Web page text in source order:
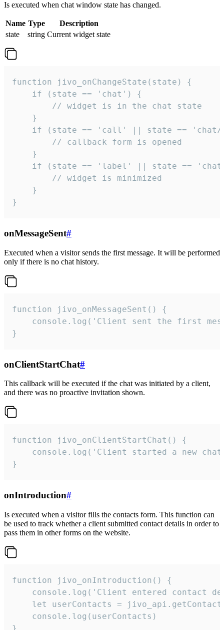
Is executed when chat window state has changed.
Name Type
Description
state
string Current widget state
function jivo_onChangeState(state) {
    if (state == 'chat') {
        // widget is in the chat state
    }
if (state == 'call' || state ==
        // callback form is opened
    }
if (state == 'label' || state ==
        // widget is minimized
    }
}
onMessageSent#
Executed when a visitor sends the first message. It will be performed
only if there is no chat history.
function jivo_onMessageSent() {
console.log('Client sent the first
}
onClientStartChat#
This callback will be executed if the chat was initiated by a client,
and there was no proactive invitation shown.
function jivo_onClientStartChat() {
console.log('Client started a new
}
onIntroduction#
Is executed when a visitor fills the contacts form. This function can
be used to track whether a client submitted contact details in order to
pass them in other forms on the website.
function jivo_onIntroduction() {
console.log('Client entered contact
let userContacts =
    console.log(userContacts)